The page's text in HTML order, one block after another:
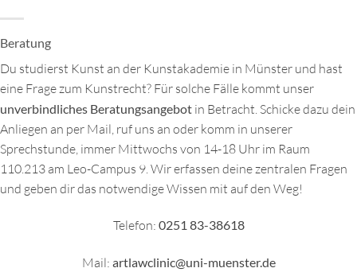
Beratung
Du studierst Kunst an der Kunstakademie in Münster und hast
eine Frage zum Kunstrecht? Für solche Fälle kommt unser
unverbindliches Beratungsangebot in Betracht. Schicke dazu dein
Anliegen an per Mail, ruf uns an oder komm in unserer
Sprechstunde, immer Mittwochs von 14-18 Uhr im Raum
110.213 am Leo-Campus 9. Wir erfassen deine zentralen Fragen
und geben dir das notwendige Wissen mit auf den Weg!
Telefon: 0251 83-38618
Mail: artlawclinic@uni-muenster.de